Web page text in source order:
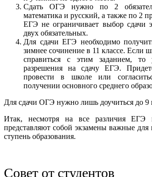
Сдать ОГЭ нужно по 2
математика и русский, а также по 2
ЕГЭ не ограничивает выбор сдачи
двух обязательных.
Для сдачи ЕГЭ необходимо
зимнее сочинение в 11 классе. Если
справиться с этим заданием,
разрешения на сдачу ЕГЭ.
провести в школе или
получении основного среднего
Для сдачи ОГЭ нужно лишь доучиться до 9
Итак, несмотря на все различия
представляют собой экзамены важные для
ступень образования.
Совет от студентов